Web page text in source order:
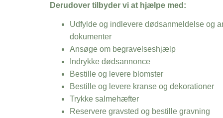
Derudover tilbyder vi at hjælpe med:
Udfylde og indlevere dødsanmeldelse og
dokumenter
Ansøge om begravelseshjælp
Indrykke dødsannonce
Bestille og levere blomster
Bestille og levere kranse og dekorationer
Trykke salmehæfter
Reservere gravsted og bestille gravning